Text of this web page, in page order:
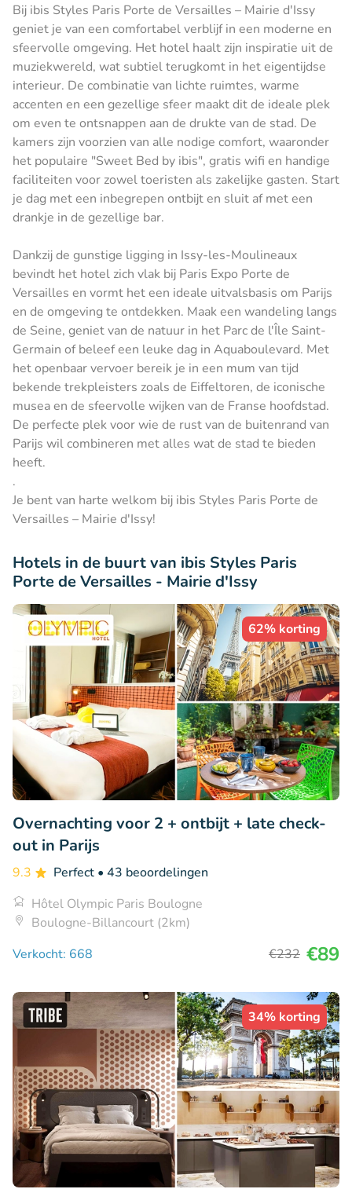
Bij ibis Styles Paris Porte de Versailles – Mairie d'Issy
geniet je van een comfortabel verblijf in een moderne en
sfeervolle omgeving. Het hotel haalt zijn inspiratie uit de
muziekwereld, wat subtiel terugkomt in het eigentijdse
interieur. De combinatie van lichte ruimtes, warme
accenten en een gezellige sfeer maakt dit de ideale plek
om even te ontsnappen aan de drukte van de stad. De
kamers zijn voorzien van alle nodige comfort, waaronder
het populaire "Sweet Bed by ibis", gratis wifi en handige
faciliteiten voor zowel toeristen als zakelijke gasten. Start
je dag met een inbegrepen ontbijt en sluit af met een
drankje in de gezellige bar.
Dankzij de gunstige ligging in Issy-les-Moulineaux
bevindt het hotel zich vlak bij Paris Expo Porte de
Versailles en vormt het een ideale uitvalsbasis om Parijs
en de omgeving te ontdekken. Maak een wandeling langs
de Seine, geniet van de natuur in het Parc de l'Île Saint-
Germain of beleef een leuke dag in Aquaboulevard. Met
het openbaar vervoer bereik je in een mum van tijd
bekende trekpleisters zoals de Eiffeltoren, de iconische
musea en de sfeervolle wijken van de Franse hoofdstad.
De perfecte plek voor wie de rust van de buitenrand van
Parijs wil combineren met alles wat de stad te bieden
heeft.
.
Je bent van harte welkom bij ibis Styles Paris Porte de
Versailles – Mairie d'Issy!
Hotels in de buurt van ibis Styles Paris
Porte de Versailles - Mairie d'Issy
62% korting
Overnachting voor 2 + ontbijt + late check-
out in Parijs
9.3 Perfect • 43 beoordelingen
Hôtel Olympic Paris Boulogne
Boulogne-Billancourt (2km)
Verkocht: 668
€232 €89
34% korting